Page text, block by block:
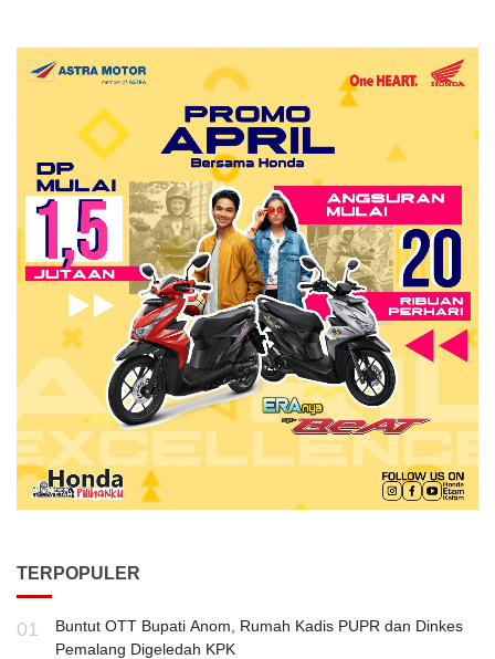
TERPOPULER
01
Buntut OTT Bupati Anom, Rumah Kadis PUPR dan Dinkes
Pemalang Digeledah KPK